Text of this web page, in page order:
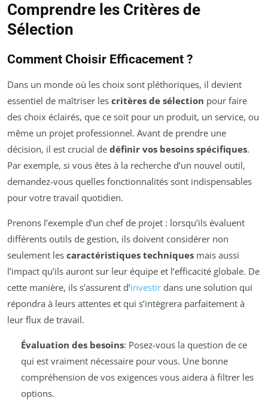
Comprendre les Critères de
Sélection
Comment Choisir Efficacement ?
Dans un monde où les choix sont pléthoriques, il devient
essentiel de maîtriser les critères de sélection pour faire
des choix éclairés, que ce soit pour un produit, un service, ou
même un projet professionnel. Avant de prendre une
décision, il est crucial de définir vos besoins spécifiques.
Par exemple, si vous êtes à la recherche d’un nouvel outil,
demandez-vous quelles fonctionnalités sont indispensables
pour votre travail quotidien.
Prenons l’exemple d’un chef de projet : lorsqu’ils évaluent
différents outils de gestion, ils doivent considérer non
seulement les caractéristiques techniques mais aussi
l’impact qu’ils auront sur leur équipe et l’efficacité globale. De
cette manière, ils s’assurent d’investir dans une solution qui
répondra à leurs attentes et qui s’intègrera parfaitement à
leur flux de travail.
Évaluation des besoins: Posez-vous la question de ce
qui est vraiment nécessaire pour vous. Une bonne
compréhension de vos exigences vous aidera à filtrer les
options.